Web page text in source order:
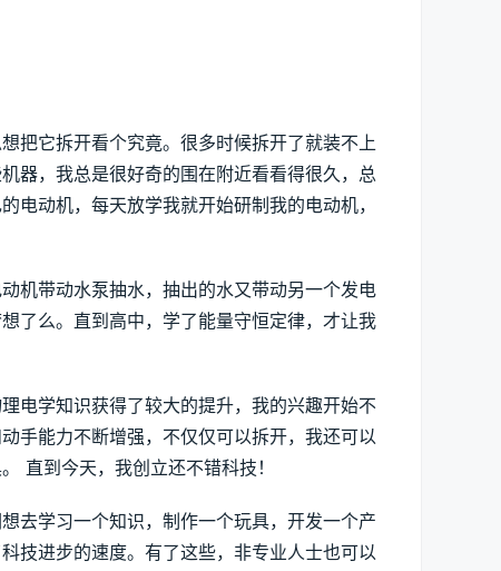
把它拆开看个究竟。很多时候拆开了就装不上
器，我总是很好奇的围在附近看看得很久，总
电动机，每天放学我就开始研制我的电动机，
机带动水泵抽水，抽出的水又带动另一个发电
了么。直到高中，学了能量守恒定律，才让我
电学知识获得了较大的提升，我的兴趣开始不
手能力不断增强，不仅仅可以拆开，我还可以
直到今天，我创立还不错科技！
去学习一个知识，制作一个玩具，开发一个产
技进步的速度。有了这些，非专业人士也可以